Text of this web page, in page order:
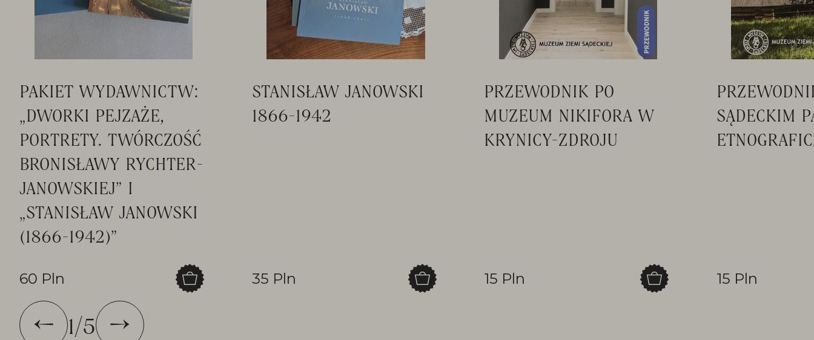
PAKIET WYDAWNICTW:
„DWORKI PEJZAŻE,
PORTRETY. TWÓRCZOŚĆ
BRONISŁAWY RYCHTER-
JANOWSKIEJ” I
„STANISŁAW JANOWSKI
(1866-1942)”
60 Pln
STANISŁAW JANOWSKI
1866-1942
35 Pln
PRZEWODNIK PO
MUZEUM NIKIFORA W
KRYNICY-ZDROJU
15 Pln
SĄDECKIM
15 Pln
1/5